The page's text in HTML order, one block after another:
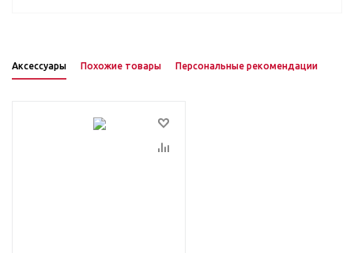
Аксессуары Похожие товары Персональные рекомендации